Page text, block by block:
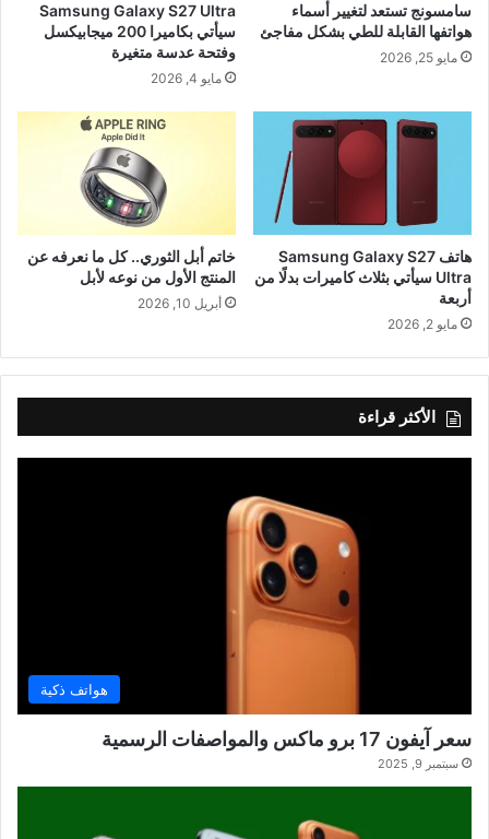
سامسونج تستعد لتغيير أسماء
هواتفها القابلة للطي بشكل مفاجئ
مايو 25, 2026
Samsung Galaxy S27 Ultra
سيأتي بكاميرا 200 ميجابيكسل
وفتحة عدسة متغيرة
مايو 4, 2026
هاتف Samsung Galaxy S27
Ultra سيأتي بثلاث كاميرات بدلًا من
أربعة
مايو 2, 2026
خاتم أبل الثوري.. كل ما نعرفه عن
المنتج الأول من نوعه لأبل
أبريل 10, 2026
الأكثر قراءة
هواتف ذكية
سعر آيفون 17 برو ماكس والمواصفات الرسمية
سبتمبر 9, 2025